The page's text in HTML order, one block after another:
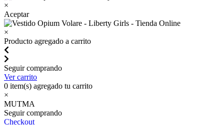
×
Aceptar
×
Producto agregado a carrito
Seguir comprando
Ver carrito
0 item(s) agregado tu carrito
×
MUTMA
Seguir comprando
Checkout